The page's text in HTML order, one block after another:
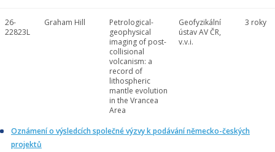
26-
22823L
Graham Hill
Petrological-
geophysical
imaging of post-
collisional
volcanism: a
record of
lithospheric
mantle evolution
in the Vrancea
Area
Geofyzikální
ústav AV ČR,
v.v.i.
3 roky
Oznámení o výsledcích společné výzvy k podávání německo-českých
projektů